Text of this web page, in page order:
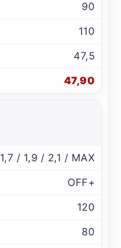
90
110
47,5
47,90
1,7 / 1,9 / 2,1 / MAX
OFF+
120
80